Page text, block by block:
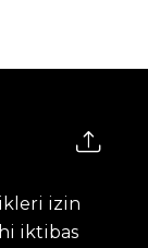
izin
iktibas